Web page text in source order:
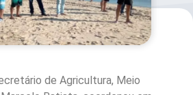
de Agricultura, Meio